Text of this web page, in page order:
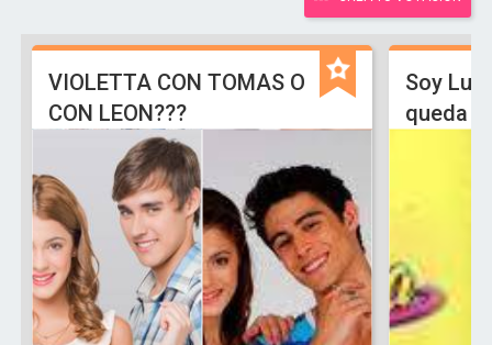
VIOLETTA CON TOMAS O
CON LEON???
Soy
queda